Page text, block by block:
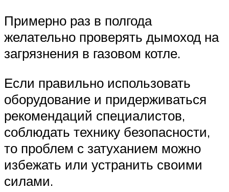
Примерно раз в полгода
желательно проверять дымоход на
загрязнения в газовом котле.
Если правильно использовать
оборудование и придерживаться
рекомендаций специалистов,
соблюдать технику безопасности,
то проблем с затуханием можно
избежать или устранить своими
силами.